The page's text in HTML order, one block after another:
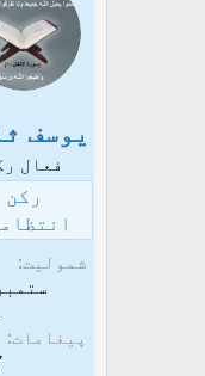
یوسف
فعال
رکن
شمولیت
پیغامات